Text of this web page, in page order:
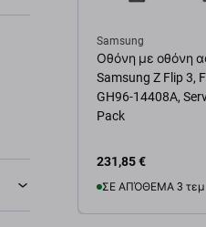
Samsung
Οθόνη με οθόνη
Samsung Z Flip 3,
GH96-14408A,
Pack
231,85 €
ΣΕ ΑΠΌΘΕΜΑ 3 τεμ